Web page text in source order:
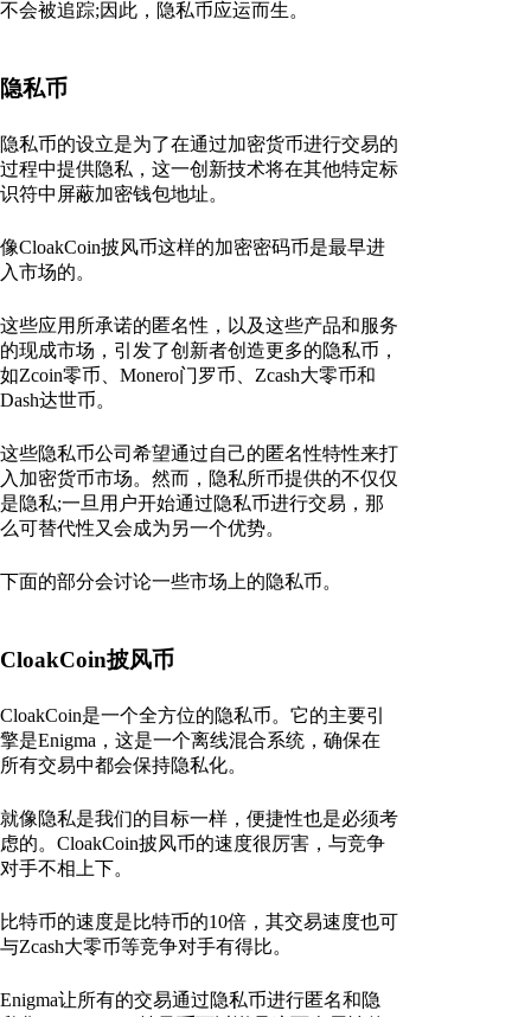
不会被追踪;因此，隐私币应运而生。
隐私币
隐私币的设立是为了在通过加密货币进行交易的
过程中提供隐私，这一创新技术将在其他特定标
识符中屏蔽加密钱包地址。
像CloakCoin披风币这样的加密密码币是最早进
入市场的。
这些应用所承诺的匿名性，以及这些产品和服务
的现成市场，引发了创新者创造更多的隐私币，
如Zcoin零币、Monero门罗币、Zcash大零币和
Dash达世币。
这些隐私币公司希望通过自己的匿名性特性来打
入加密货币市场。然而，隐私所币提供的不仅仅
是隐私;一旦用户开始通过隐私币进行交易，那
么可替代性又会成为另一个优势。
下面的部分会讨论一些市场上的隐私币。
CloakCoin披风币
CloakCoin是一个全方位的隐私币。它的主要引
擎是Enigma，这是一个离线混合系统，确保在
所有交易中都会保持隐私化。
就像隐私是我们的目标一样，便捷性也是必须考
虑的。CloakCoin披风币的速度很厉害，与竞争
对手不相上下。
比特币的速度是比特币的10倍，其交易速度也可
与Zcash大零币等竞争对手有得比。
Enigma让所有的交易通过隐私币进行匿名和隐